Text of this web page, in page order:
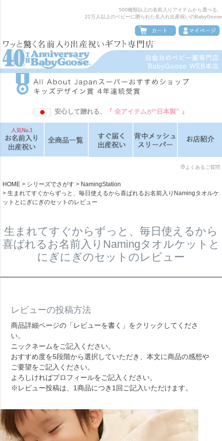
500種類以上の名前入りアイテムから選べる、
22万人以上のベビーに贈られた名入れ出産祝いのBabyGoose
安心して贈れる、 『 全アイテムが“日本製” 』
よくあるご質問
HOME シリーズでさがす
NamingStation
生まれてすぐからずっと、毎日使えるから喜ばれるお名前入りNamingタオルケ
ットとにぎにぎのセットのレビュー
生まれてすぐからずっと、毎日使えるから
喜ばれるお名前入りNamingタオルケットと
にぎにぎのセットのレビュー
レビューの投稿方法
商品詳細ページの「レビューを書く」をクリックしてくださ
い。
ニックネームをご記入ください。
おすすめ度を5段階から選択していただき、本文に商品の感想や
ご要望をご記入ください。
よろしければプロフィールをご記入ください。
※レビュー投稿は、1商品につき1回ご記入いただけます。